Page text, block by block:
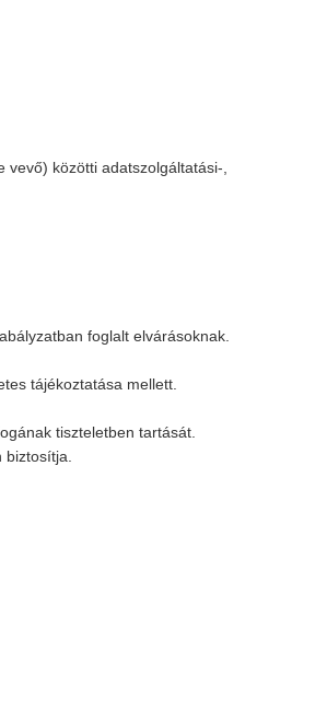
közötti adatszolgáltatási-,
foglalt elvárásoknak.
tájékoztatása mellett.
tiszteletben tartását.